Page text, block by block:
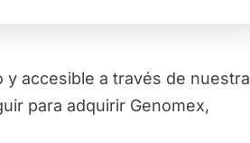
y accesible a través de nuestra
para adquirir Genomex,